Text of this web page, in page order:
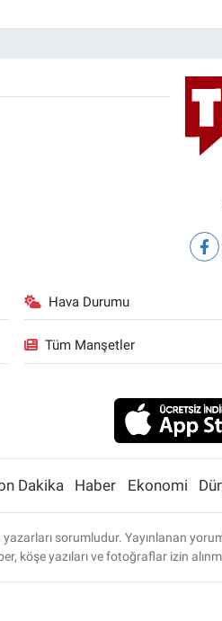
Hava Durumu
Tüm Manşetler
Dakika Haber Ekonomi
sorumludur. Yayınlanan
köşe yazıları ve fotoğraflar izin